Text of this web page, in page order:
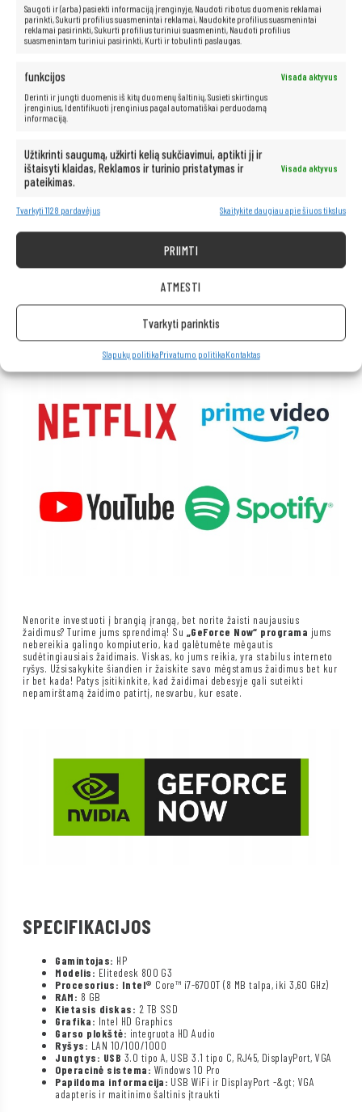
Saugoti ir (arba) pasiekti informaciją įrenginyje, Naudoti ribotus duomenis reklamai
parinkti, Sukurti profilius suasmenintai reklamai, Naudokite profilius suasmenintai
reklamai pasirinkti, Sukurti profilius turiniui suasmeninti, Naudoti profilius
suasmenintam turiniui pasirinkti, Kurti ir tobulinti paslaugas.
funkcijos
Visada aktyvus
Derinti ir jungti duomenis iš kitų duomenų šaltinių, Susieti skirtingus
įrenginius, Identifikuoti įrenginius pagal automatiškai perduodamą
informaciją.
Užtikrinti saugumą, užkirti kelią sukčiavimui, aptikti jį ir
ištaisyti klaidas, Reklamos ir turinio pristatymas ir
pateikimas.
Visada aktyvus
Tvarkyti 1128 pardavėjus Skaitykite daugiau apie šiuos tikslus
PRIIMTI
ATMESTI
Tvarkyti parinktis
Slapukų politikaPrivatumo politikaKontaktas
Neribotos multimedijos galimybės yra
po ranka!
Kompiuteris taip pat idealiai tinka visoms multimedijos programoms.
platformų kaip „Netflix“, „HBO“, „Amazon“, „YouTube“, „Spotify“ ir
„Facebook“.
Nenorite investuoti į brangią įrangą, bet norite žaisti naujausius
žaidimus? Turime jums sprendimą! Su „GeForce Now“ programa jums
nebereikia galingo kompiuterio, kad galėtumėte mėgautis
sudėtingiausiais žaidimais. Viskas, ko jums reikia, yra stabilus interneto
ryšys. Užsisakykite šiandien ir žaiskite savo mėgstamus žaidimus bet kur
ir bet kada! Patys įsitikinkite, kad žaidimai debesyje gali suteikti
nepamirštamą žaidimo patirtį, nesvarbu, kur esate.
SPECIFIKACIJOS
Gamintojas: HP
Modelis: Elitedesk 800 G3
Procesorius: Intel® Core™ i7-6700T (8 MB talpa, iki 3,60 GHz)
RAM: 8 GB
Kietasis diskas: 2 TB SSD
Grafika: Intel HD Graphics
Garso plokštė: integruota HD Audio
Ryšys: LAN 10/100/1000
Jungtys: USB 3.0 tipo A, USB 3.1 tipo C, RJ45, DisplayPort, VGA
Operacinė sistema: Windows 10 Pro
Papildoma informacija: USB WiFi ir DisplayPort -&gt; VGA
adapteris ir maitinimo šaltinis įtraukti